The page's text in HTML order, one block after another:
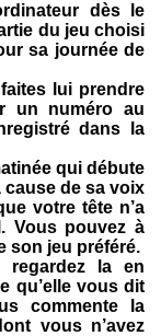
dès le
du jeu choisi
sa journée de
lui prendre
un numéro au
dans la
qui débute
cause de sa voix
votre tête n’a
Vous pouvez à
son jeu préféré.
regardez la en
qu’elle vous dit
commente la
vous n’avez